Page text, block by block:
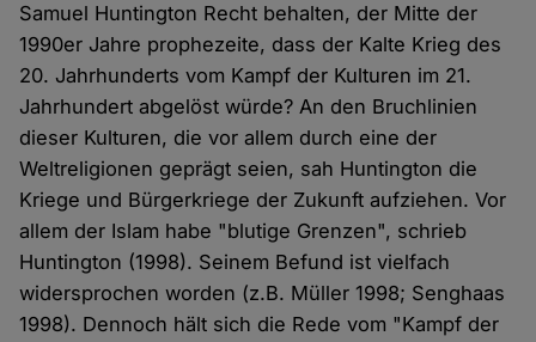
Samuel Huntington Recht behalten, der Mitte der
1990er Jahre prophezeite, dass der Kalte Krieg des
20. Jahrhunderts vom Kampf der Kulturen im 21.
Jahrhundert abgelöst würde? An den Bruchlinien
dieser Kulturen, die vor allem durch eine der
Weltreligionen geprägt seien, sah Huntington die
Kriege und Bürgerkriege der Zukunft aufziehen. Vor
allem der Islam habe "blutige Grenzen", schrieb
Huntington (1998). Seinem Befund ist vielfach
widersprochen worden (z.B. Müller 1998; Senghaas
1998). Dennoch hält sich die Rede vom "Kampf der